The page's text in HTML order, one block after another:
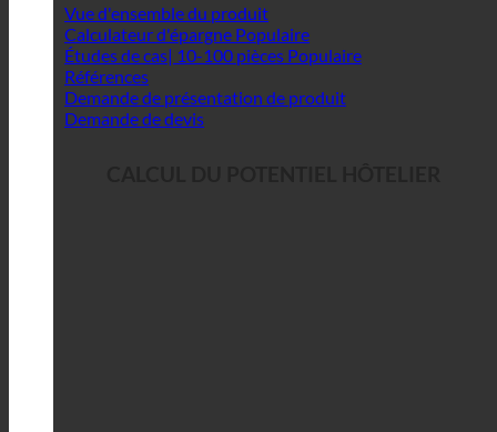
Vue d'ensemble du produit
Calculateur d'épargne
Études de cas| 10-100 pièces
Références
Demande de présentation de produit
Demande de devis